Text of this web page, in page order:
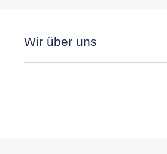
Wir über uns